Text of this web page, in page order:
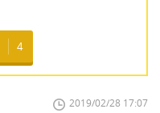
4
2019/02/28 17:07